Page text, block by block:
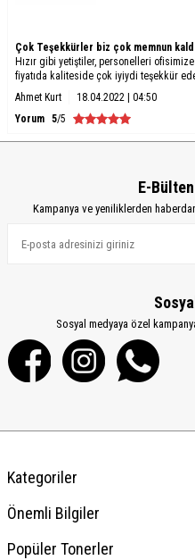
Çok Teşekkürler biz çok memnun
Hızır gibi yetiştiler, personelleri
fiyatıda kaliteside çok iyiydi teşekkür
Ahmet Kurt
18.04.2022 | 04:50
Yorum 5/5
E-
Kampanya ve yeniliklerden
Sosyal medyaya özel
Kategoriler
Önemli Bilgiler
Popüler Tonerler